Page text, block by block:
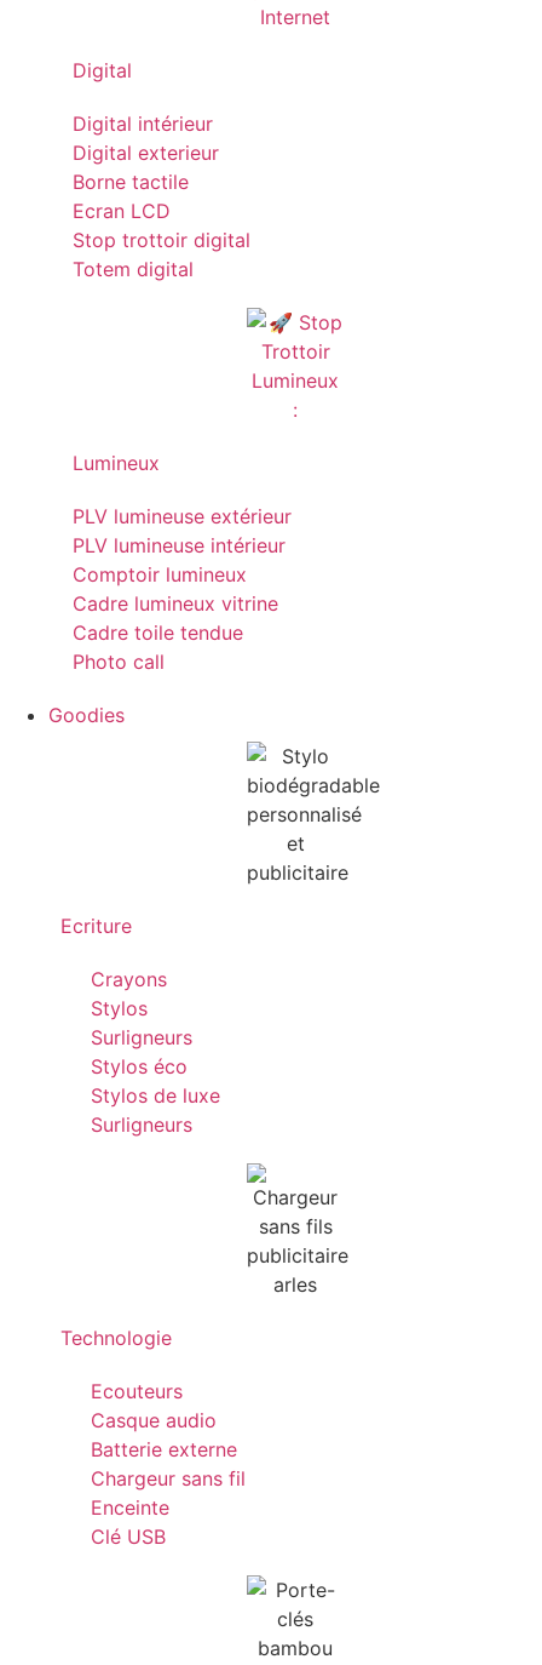
Digital
Digital intérieur
Digital exterieur
Borne tactile
Ecran LCD
Stop trottoir digital
Totem digital
Lumineux
PLV lumineuse extérieur
PLV lumineuse intérieur
Comptoir lumineux
Cadre lumineux vitrine
Cadre toile tendue
Photo call
Goodies
Ecriture
Crayons
Stylos
Surligneurs
Stylos éco
Stylos de luxe
Surligneurs
Technologie
Ecouteurs
Casque audio
Batterie externe
Chargeur sans fil
Enceinte
Clé USB